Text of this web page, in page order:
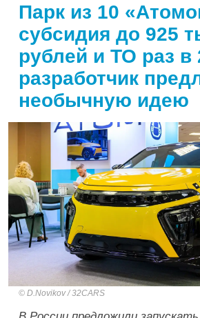
Парк из 10
субсидия до 925
рублей и ТО раз в
разработчик
необычную идею
D.Novikov / 32CARS